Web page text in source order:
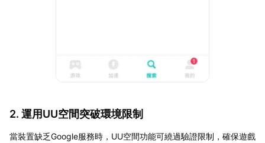
2. 運用UU空間突破環境限制
當裝置缺乏Google服務時，UU空間功能可繞過驗證限制，確保遊戲